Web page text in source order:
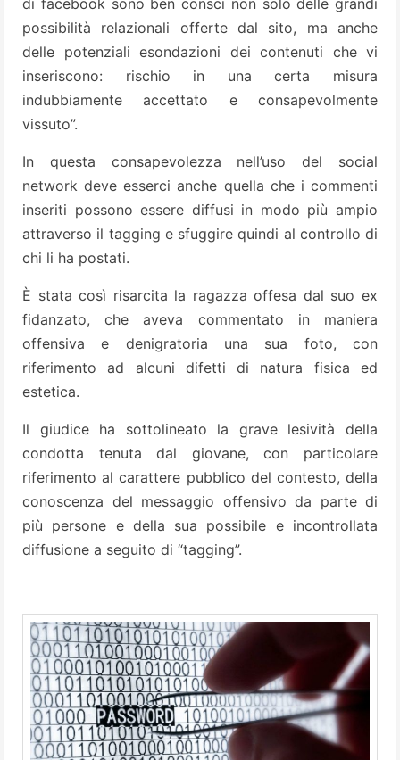
di facebook sono ben consci non solo delle grandi
possibilità relazionali offerte dal sito, ma anche
delle potenziali esondazioni dei contenuti che vi
inseriscono: rischio in una certa misura
indubbiamente accettato e consapevolmente
vissuto”.
In questa consapevolezza nell’uso del social
network deve esserci anche quella che i commenti
inseriti possono essere diffusi in modo più ampio
attraverso il tagging e sfuggire quindi al controllo di
chi li ha postati.
È stata così risarcita la ragazza offesa dal suo ex
fidanzato, che aveva commentato in maniera
offensiva e denigratoria una sua foto, con
riferimento ad alcuni difetti di natura fisica ed
estetica.
Il giudice ha sottolineato la grave lesività della
condotta tenuta dal giovane, con particolare
riferimento al carattere pubblico del contesto, della
conoscenza del messaggio offensivo da parte di
più persone e della sua possibile e incontrollata
diffusione a seguito di “tagging”.